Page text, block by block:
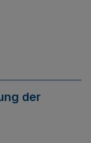
der